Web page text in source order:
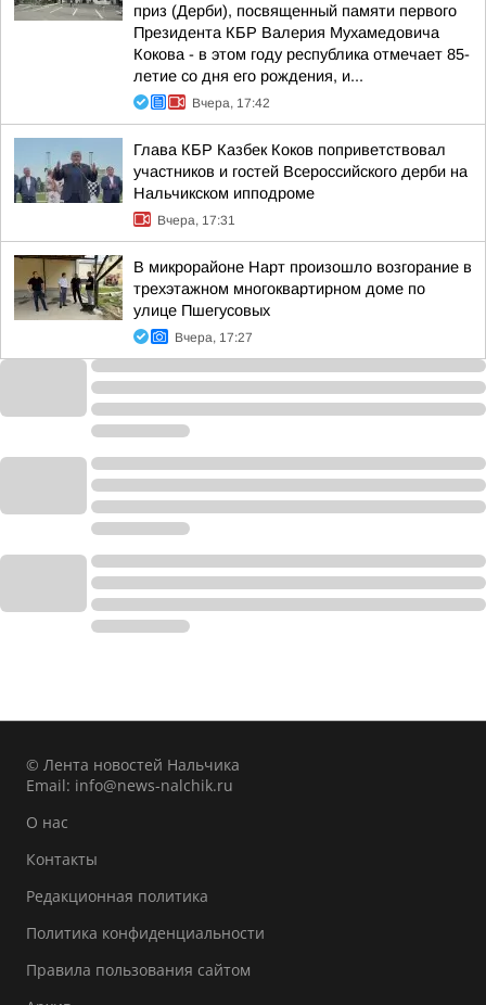
приз (Дерби), посвященный памяти первого
Президента КБР Валерия Мухамедовича
Кокова - в этом году республика отмечает 85-
летие со дня его рождения, и...
Вчера, 17:42
Глава КБР Казбек Коков поприветствовал
участников и гостей Всероссийского дерби на
Нальчикском ипподроме
Вчера, 17:31
В микрорайоне Нарт произошло возгорание в
трехэтажном многоквартирном доме по
улице Пшегусовых
Вчера, 17:27
© Лента новостей Нальчика
Email: info@news-nalchik.ru
О нас
Контакты
Редакционная политика
Политика конфиденциальности
Правила пользования сайтом